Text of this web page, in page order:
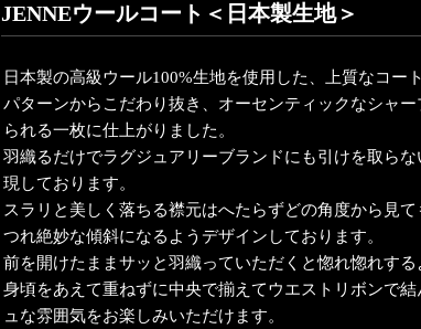
JENNEウールコート＜日本製生地＞
日本製の高級ウール100%生地を使用した、上質なコー
パターンからこだわり抜き、オーセンティックなシャ
られる一枚に仕上がりました。
羽織るだけでラグジュアリーブランドにも引けを取ら
現しております。
スラリと美しく落ちる襟元はへたらずどの角度から見
つれ絶妙な傾斜になるようデザインしております。
前を開けたままサッと羽織っていただくと惚れ惚れす
身頃をあえて重ねずに中央で揃えてウエストリボンで
ュな雰囲気をお楽しみいただけます。